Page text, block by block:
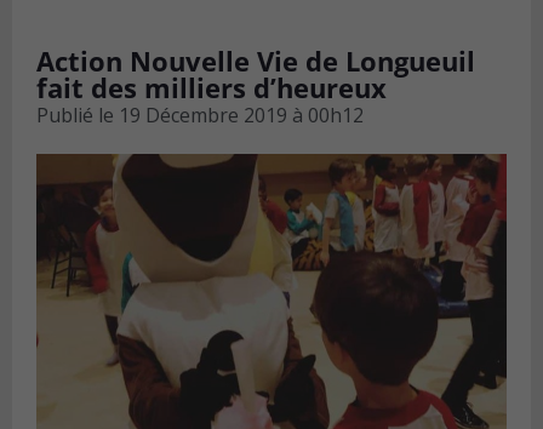
Action Nouvelle Vie de Longueuil
fait des milliers d’heureux
Publié le 19 Décembre 2019 à 00h12